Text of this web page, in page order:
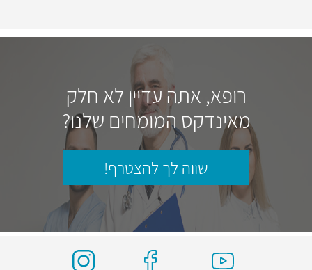
רופא, אתה עדיין לא חלק
מאינדקס המומחים שלנו?
שווה לך להצטרף!